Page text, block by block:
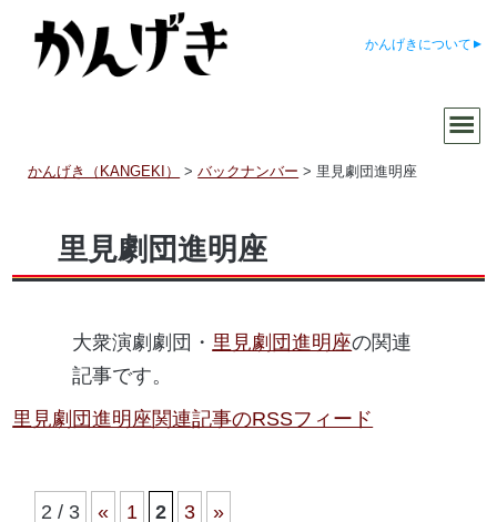
かんげきについて
かんげき（KANGEKI） >バックナンバー > 里見劇団進明座
里見劇団進明座
大衆演劇劇団・ 里見劇団進明座の関連
記事です。
里見劇団進明座関連記事のRSSフィード
2 / 3 « 1 2 3 »